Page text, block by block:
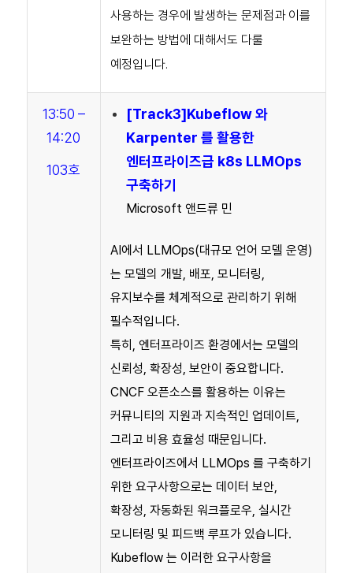
사용하는 경우에 발생하는 문제점과 이를
보완하는 방법에 대해서도 다룰
예정입니다.
13:50 –
14:20
103호
[Track3]Kubeflow 와
Karpenter 를 활용한
엔터프라이즈급 k8s LLMOps
구축하기
Microsoft 앤드류 민
AI에서 LLMOps(대규모 언어 모델 운영)
는 모델의 개발, 배포, 모니터링,
유지보수를 체계적으로 관리하기 위해
필수적입니다.
특히, 엔터프라이즈 환경에서는 모델의
신뢰성, 확장성, 보안이 중요합니다.
CNCF 오픈소스를 활용하는 이유는
커뮤니티의 지원과 지속적인 업데이트,
그리고 비용 효율성 때문입니다.
엔터프라이즈에서 LLMOps 를 구축하기
위한 요구사항으로는 데이터 보안,
확장성, 자동화된 워크플로우, 실시간
모니터링 및 피드백 루프가 있습니다.
Kubeflow 는 이러한 요구사항을